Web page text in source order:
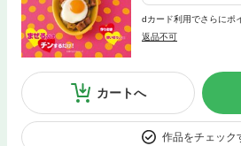
dカード利用でさらにポ
返品不可
カートへ
作品をチェック